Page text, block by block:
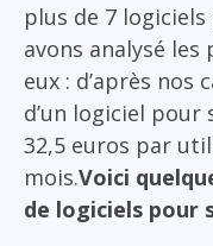
plus de 7
avons analysé les
eux : d’après nos
d’un logiciel pour
32,5 euros par
mois.Voici
de logiciels pour